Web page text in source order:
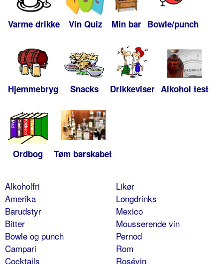
Varme drikke Vin Quiz Min bar Bowle/punch
Hjemmebryg Snacks Drikkeviser Alkohol test
Ordbog Tøm barskabet
Alkoholfri
Amerika
Barudstyr
Bitter
Bowle og punch
Campari
Cocktails
Likør
Longdrinks
Mexico
Mousserende vin
Pernod
Rom
Rosévin